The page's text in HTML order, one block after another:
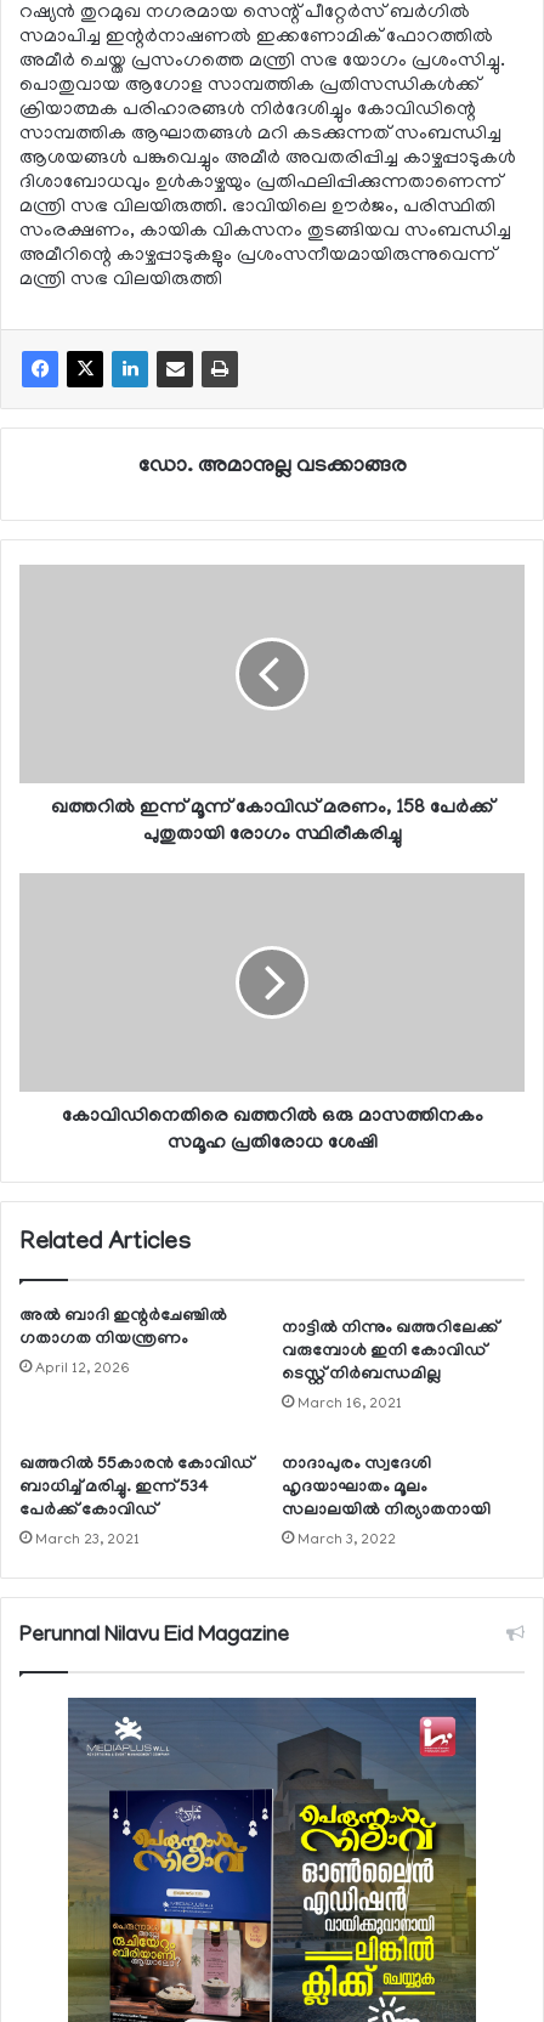
റഷ്യന്‍ തുറമുഖ നഗരമായ സെന്റ് പീറ്റേര്‍സ് ബര്‍ഗില്‍
സമാപിച്ച ഇന്റര്‍നാഷണല്‍ ഇക്കണോമിക് ഫോറത്തില്‍
അമീര്‍ ചെയ്ത പ്രസംഗത്തെ മന്ത്രി സഭ യോഗം പ്രശംസിച്ചു.
പൊതുവായ ആഗോള സാമ്പത്തിക പ്രതിസന്ധികള്‍ക്ക്
ക്രിയാത്മക പരിഹാരങ്ങള്‍ നിര്‍ദേശിച്ചും കോവിഡിന്റെ
സാമ്പത്തിക ആഘാതങ്ങള്‍ മറി കടക്കുന്നത് സംബന്ധിച്ച
ആശയങ്ങള്‍ പങ്കുവെച്ചും അമീര്‍ അവതരിപ്പിച്ച കാഴ്ചപ്പാടുകള്‍
ദിശാബോധവും ഉള്‍കാഴ്ചയും പ്രതിഫലിപ്പിക്കുന്നതാണെന്ന്
മന്ത്രി സഭ വിലയിരുത്തി. ഭാവിയിലെ ഊര്‍ജം, പരിസ്ഥിതി
സംരക്ഷണം, കായിക വികസനം തുടങ്ങിയവ സംബന്ധിച്ച
അമീറിന്റെ കാഴ്ചപ്പാടുകളും പ്രശംസനീയമായിരുന്നുവെന്ന്
മന്ത്രി സഭ വിലയിരുത്തി
ഡോ. അമാനുല്ല വടക്കാങ്ങര
ഖത്തറില്‍ ഇന്ന് മൂന്ന് കോവിഡ് മരണം, 158 പേര്‍ക്ക്
പുതുതായി രോഗം സ്ഥിരീകരിച്ചു
കോവിഡിനെതിരെ ഖത്തറില്‍ ഒരു മാസത്തിനകം
സമൂഹ പ്രതിരോധ ശേഷി
Related Articles
അല്‍ ബാദി ഇന്റര്‍ചേഞ്ചില്‍
ഗതാഗത നിയന്ത്രണം
April 12, 2026
നാട്ടില്‍ നിന്നും ഖത്തറിലേക്ക്
വരുമ്പോള്‍ ഇനി കോവിഡ്
ടെസ്റ്റ് നിര്‍ബന്ധമില്ല
March 16, 2021
ഖത്തറില്‍ 55കാരന്‍ കോവിഡ്
ബാധിച്ച് മരിച്ചു. ഇന്ന് 534
പേര്‍ക്ക് കോവിഡ്
March 23, 2021
നാദാപുരം സ്വദേശി
ഹൃദയാഘാതം മൂലം
സലാലയില്‍ നിര്യാതനായി
March 3, 2022
Perunnal Nilavu Eid Magazine